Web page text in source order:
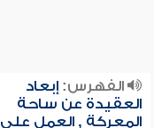
الفهرس:إبعاد
العقيدة عن ساحة
المعركة , العمل على